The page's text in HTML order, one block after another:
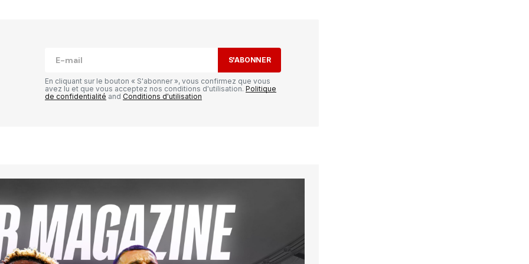
et
S'ABONNER
En cliquant sur le bouton « S'abonner », vous confirmez que vous
avez lu et que vous acceptez nos conditions d'utilisation. Politique
de confidentialité and Conditions d'utilisation